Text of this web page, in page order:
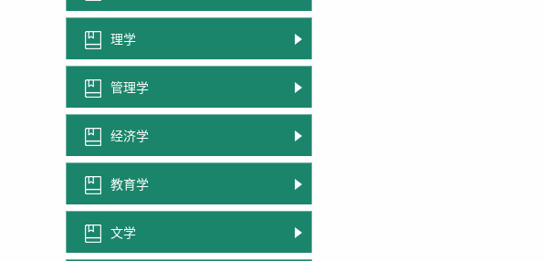
理学
管理学
经济学
教育学
文学